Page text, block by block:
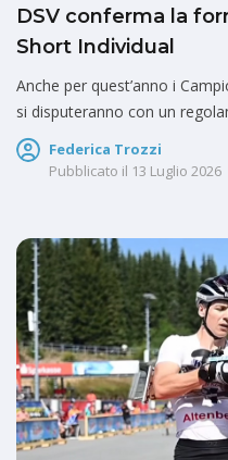
DSV conferma la
Short Individual
Anche per quest’anno i
si disputeranno con un
Federica Trozzi
Pubblicato il 13 Luglio 2026